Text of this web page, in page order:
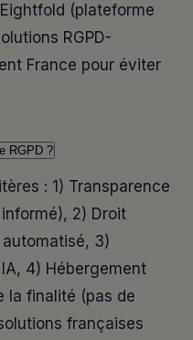
(plateforme
RGPD-
France pour éviter
RGPD ?
: 1) Transparence
2) Droit
3)
4) Hébergement
la finalité (pas de
françaises